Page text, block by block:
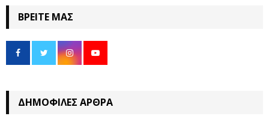
ΒΡΕΊΤΕ ΜΑΣ
ΔΗΜΟΦΙΛΈΣ ΆΡΘΡΑ